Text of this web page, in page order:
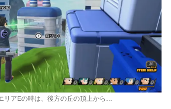
リアEの時は、後方の丘の頂上から…